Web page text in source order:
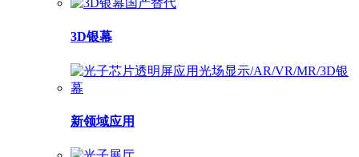
3D银幕
新领域应用